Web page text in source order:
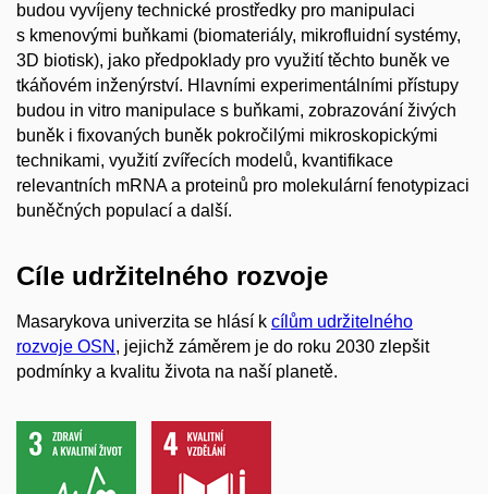
budou vyvíjeny technické prostředky pro manipulaci
s kmenovými buňkami (biomateriály, mikrofluidní systémy,
3D biotisk), jako předpoklady pro využití těchto buněk ve
tkáňovém inženýrství. Hlavními experimentálními přístupy
budou in vitro manipulace s buňkami, zobrazování živých
buněk i fixovaných buněk pokročilými mikroskopickými
technikami, využití zvířecích modelů, kvantifikace
relevantních mRNA a proteinů pro molekulární fenotypizaci
buněčných populací a další.
Cíle udržitelného rozvoje
Masarykova univerzita se hlásí k cílům udržitelného
rozvoje OSN , jejichž záměrem je do roku 2030 zlepšit
podmínky a kvalitu života na naší planetě.